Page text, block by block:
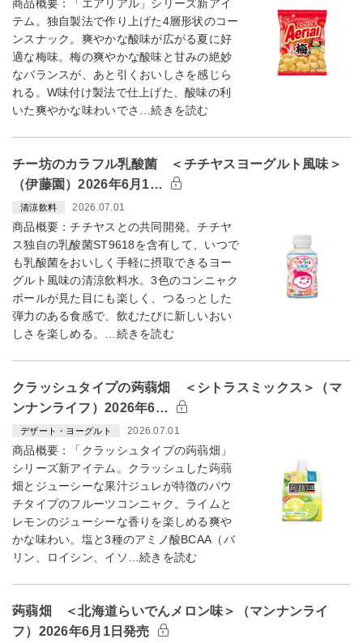
商品概要：「エアリアル」シリーズ新アイ
テム。独自製法で作り上げた4層形状のコー
ンスナック。爽やかな酸味が広がる夏に好
適な梅味。梅の爽やかな酸味と甘みの絶妙
なバランスが、あと引くおいしさを感じら
れる。W味付け製法で仕上げた、酸味の利
いた爽やかな味わいでさ…続きを読む
チー坊のカラフル乳酸菌 ＜チチヤスヨーグルト風味＞
（伊藤園）2026年6月1…
清涼飲料 2026.07.01
商品概要：チチヤスとの共同開発。チチヤ
ス独自の乳酸菌ST9618を含有して、いつで
も乳酸菌をおいしく手軽に摂取できるヨー
グルト風味の清涼飲料水。3色のコンニャク
ボールが見た目にも楽しく、つるっとした
弾力のある食感で、飲むたびに新しいおい
しさを楽しめる。…続きを読む
クラッシュタイプの蒟蒻畑 ＜シトラスミックス＞（マ
ンナンライフ）2026年6…
デザート・ヨーグルト 2026.07.01
商品概要：「クラッシュタイプの蒟蒻畑」
シリーズ新アイテム。クラッシュした蒟蒻
畑とジューシーな果汁ジュレが特徴のパウ
チタイプのフルーツコンニャク。ライムと
レモンのジューシーな香りを楽しめる爽や
かな味わい。塩と3種のアミノ酸BCAA（バ
リン、ロイシン、イソ…続きを読む
蒟蒻畑 ＜北海道らいでんメロン味＞（マンナンライ
フ）2026年6月1日発売